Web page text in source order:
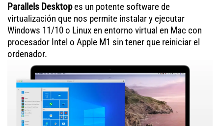
Parallels Desktopes un potente software de
virtualización que nos permite instalar y ejecutar
Windows 11/10 o Linux en entorno virtual en Mac con
procesador Intel o Apple M1 sin tener que reiniciar el
ordenador.